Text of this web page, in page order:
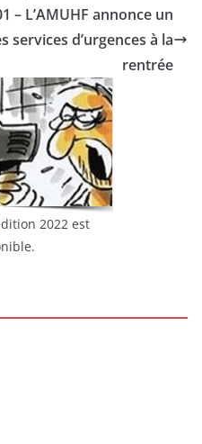
– L’AMUHF annonce un
services d’urgences à la
rentrée
2022 est